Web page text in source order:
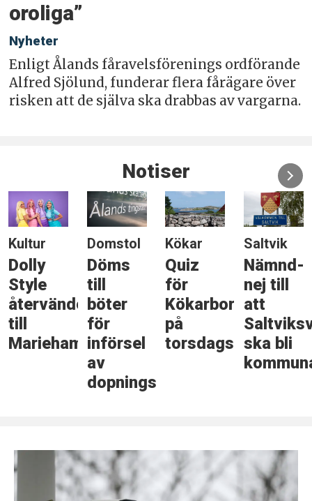
oroliga”
Nyheter
Enligt Ålands fåravelsförenings ordförande
Alfred Sjölund, funderar flera fårägare över
risken att de själva ska drabbas av vargarna.
Notiser
Domstol
Döms
till
böter
för
införsel
dopningsmedel
Kökar
Quiz
för
Kökarbor
på
torsdagskvällen
Saltvik
Nämnd-
nej till
att
Saltviksväg
ska bli
Natur
Skadlig
bagge i
två
odlingar
i